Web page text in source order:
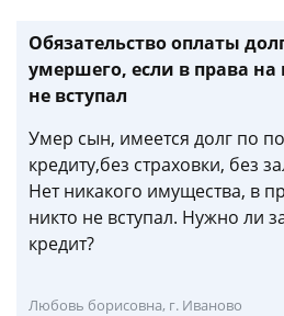
Обязательство оплаты
умершего, если в права на
не вступал
Умер сын, имеется долг по
кредиту,без страховки, без
Нет никакого имущества, в
никто не вступал. Нужно ли
кредит?
Любовь борисовна, г. Иваново